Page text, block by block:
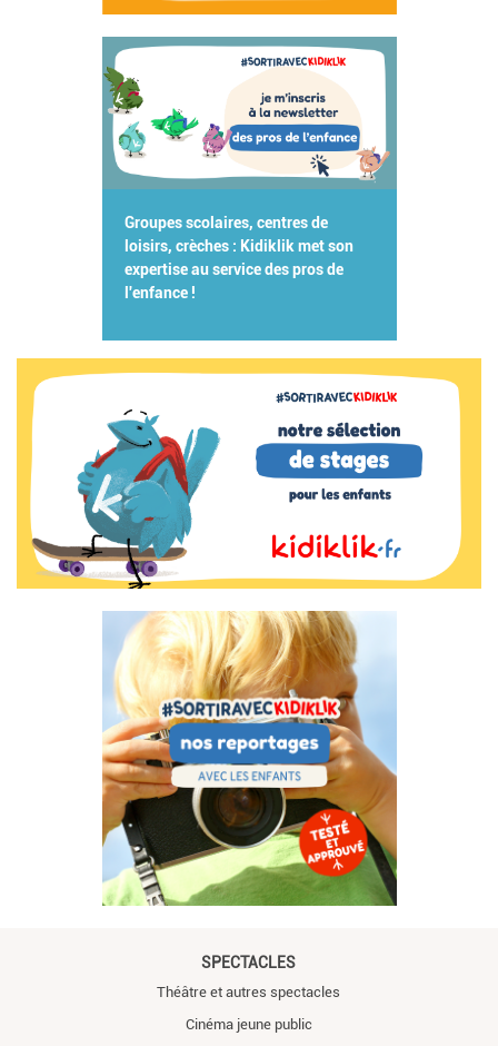
Groupes scolaires, centres de
loisirs, crèches : Kidiklik met son
expertise au service des pros de
l'enfance !
SPECTACLES
Théâtre et autres spectacles
Cinéma jeune public